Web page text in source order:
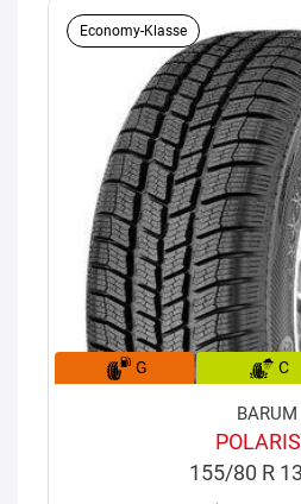
Economy-Klasse
G C
BARUM
155/80 R